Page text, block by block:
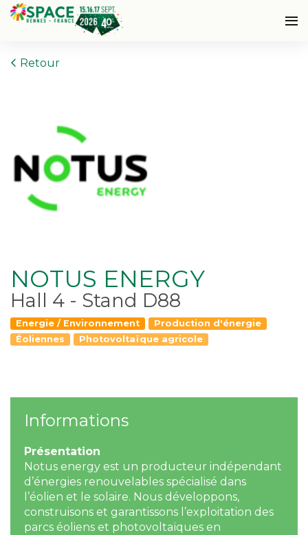
Retour
NOTUS ENERGY
Hall 4 - Stand D88
Energie / Environnement
Production d'énergie
Éoliennes
Photovoltaïque agricole
Informations
Présentation
Notus energy est un producteur indépendant
d’énergies renouvelables spécialisé dans
l’éolien et le solaire. Nous développons,
construisons et garantissons l’exploitation des
parcs éoliens et photovoltaïques en